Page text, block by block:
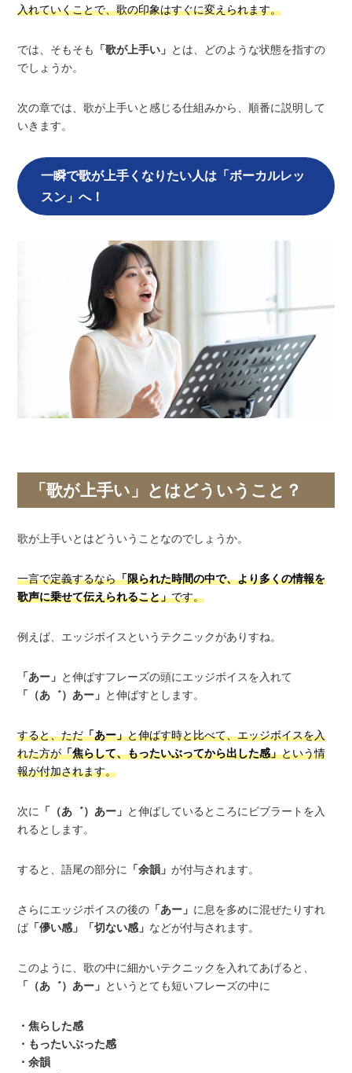
入れていくことで、歌の印象はすぐに変えられます。
では、そもそも 「歌が上手い」 とは、どのような状態を指すの
でしょうか。
次の章では、歌が上手いと感じる仕組みから、順番に説明して
いきます。
一瞬で歌が上手くなりたい人は「ボーカルレッ
スン」へ！
「歌が上手い」とはどういうこと？
歌が上手いとはどういうことなのでしょうか。
一言で定義するなら「限られた時間の中で、より多くの情報を
歌声に乗せて伝えられること」です。
例えば、エッジボイスというテクニックがありすね。
「あー」 と伸ばすフレーズの頭にエッジボイスを入れて
「（あ゛）あー」 と伸ばすとします。
すると、ただ「あー」と伸ばす時と比べて、エッジボイスを入
れた方が「焦らして、もったいぶってから出した感」という情
報が付加されます。
次に 「（あ゛）あー」 と伸ばしているところにビブラートを入
れるとします。
すると、語尾の部分に 「余韻」が付与されます。
さらにエッジボイスの後の 「あー」 に息を多めに混ぜたりすれ
ば 「儚い感」「切ない感」 などが付与されます。
このように、歌の中に細かいテクニックを入れてあげると、
「（あ゛）あー」 というとても短いフレーズの中に
・焦らした感
・もったいぶった感
・余韻